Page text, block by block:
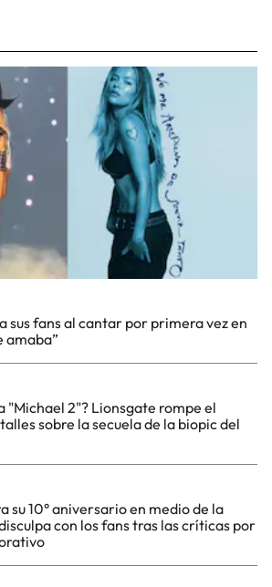
sus fans al cantar por primera vez en
amaba”
"Michael 2"? Lionsgate rompe el
sobre la secuela de la biopic del
su 10° aniversario en medio de la
con los fans tras las críticas por